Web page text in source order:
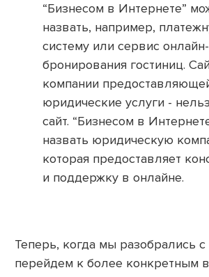
“Бизнесом в Интернете”
назвать, например,
систему или сервис онлайн-
бронирования гостиниц.
компании
юридические услуги -
сайт. “Бизнесом в
назвать юридическую
которая предоставляет
и поддержку в онлайне.
Теперь, когда мы разобрались с
перейдем к более конкретным